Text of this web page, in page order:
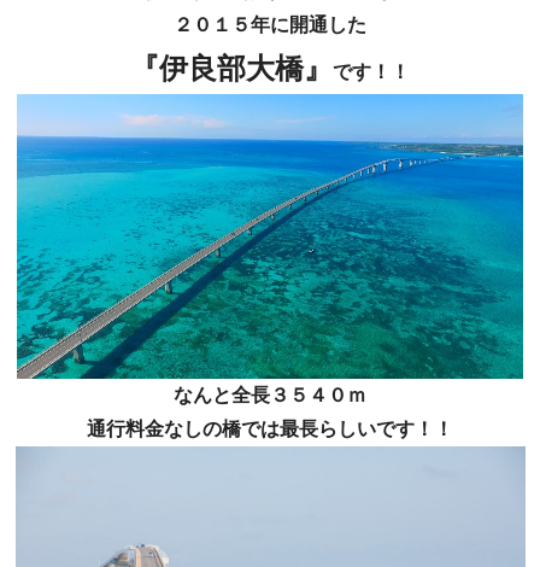
２０１５年に開通した
『伊良部大橋』 です！！
なんと全長３５４０ｍ
通行料金なしの橋では最長らしいです！！